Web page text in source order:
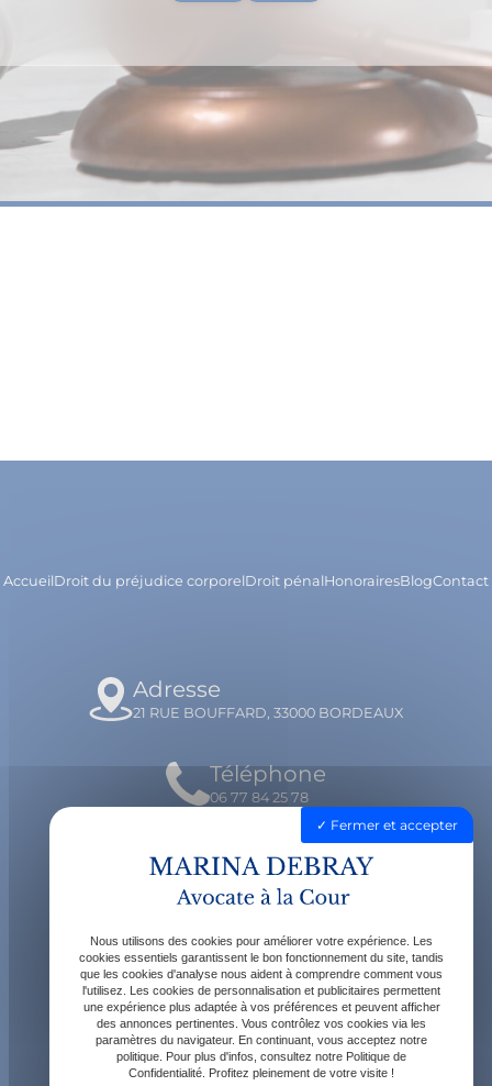
AccueilDroit du préjudice corporelDroit pénalHonorairesBlogContact
Adresse
21 RUE BOUFFARD, 33000 BORDEAUX
Téléphone
06 77 84 25 78
Email
contact@avocatdebray.fr
Horaires
Lundi - Vendredi : 9h - 19h
Fermer et accepter
Nous utilisons des cookies pour améliorer votre expérience. Les
cookies essentiels garantissent le bon fonctionnement du site, tandis
que les cookies d'analyse nous aident à comprendre comment vous
l'utilisez. Les cookies de personnalisation et publicitaires permettent
une expérience plus adaptée à vos préférences et peuvent afficher
des annonces pertinentes. Vous contrôlez vos cookies via les
paramètres du navigateur. En continuant, vous acceptez notre
politique. Pour plus d'infos, consultez notre Politique de
Confidentialité. Profitez pleinement de votre visite !